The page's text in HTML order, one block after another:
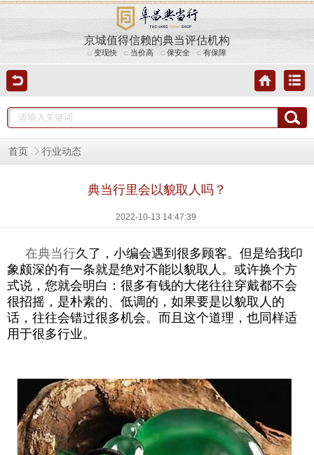
京城值得信赖的典当评估机构
变现快 当价高 保安全 有保障
首页 行业动态
典当行里会以貌取人吗？
2022-10-13 14:47:39
在典当行久了，小编会遇到很多顾客。但是给我印
象颇深的有一条就是绝对不能以貌取人。或许换个方
式说，您就会明白：很多有钱的大佬往往穿戴都不会
很招摇，是朴素的、低调的，如果要是以貌取人的
话，往往会错过很多机会。而且这个道理，也同样适
用于很多行业。